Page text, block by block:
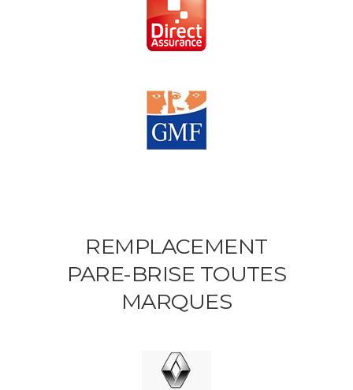
REMPLACEMENT
PARE-BRISE TOUTES
MARQUES